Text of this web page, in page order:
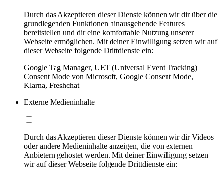
Durch das Akzeptieren dieser Dienste können wir dir über die
grundlegenden Funktionen hinausgehende Features
bereitstellen und dir eine komfortable Nutzung unserer
Webseite ermöglichen. Mit deiner Einwilligung setzen wir auf
dieser Webseite folgende Drittdienste ein:
Google Tag Manager, UET (Universal Event Tracking)
Consent Mode von Microsoft, Google Consent Mode,
Klarna, Freshchat
Externe Medieninhalte
Durch das Akzeptieren dieser Dienste können wir dir Videos
oder andere Medieninhalte anzeigen, die von externen
Anbietern gehostet werden. Mit deiner Einwilligung setzen
wir auf dieser Webseite folgende Drittdienste ein: